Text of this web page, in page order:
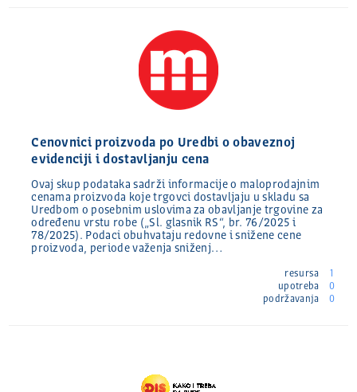
Cenovnici proizvoda po Uredbi o obaveznoj
evidenciji i dostavljanju cena
Ovaj skup podataka sadrži informacije o maloprodajnim
cenama proizvoda koje trgovci dostavljaju u skladu sa
Uredbom o posebnim uslovima za obavljanje trgovine za
određenu vrstu robe („Sl. glasnik RS“, br. 76/2025 i
78/2025). Podaci obuhvataju redovne i snižene cene
proizvoda, periode važenja sniženj…
resursa
1
upotreba
0
podržavanja
0